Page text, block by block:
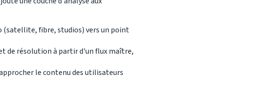
(satellite, fibre, studios) vers un point
de résolution à partir d'un flux maître,
le contenu des utilisateurs